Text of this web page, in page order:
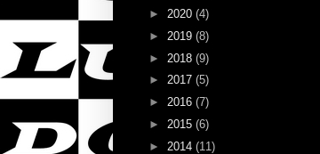
► 2020 (4)
► 2019 (8)
► 2018 (9)
► 2017 (5)
► 2016 (7)
► 2015 (6)
► 2014 (11)